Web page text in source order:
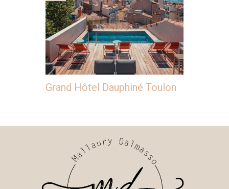
Grand Hôtel Dauphiné Toulon